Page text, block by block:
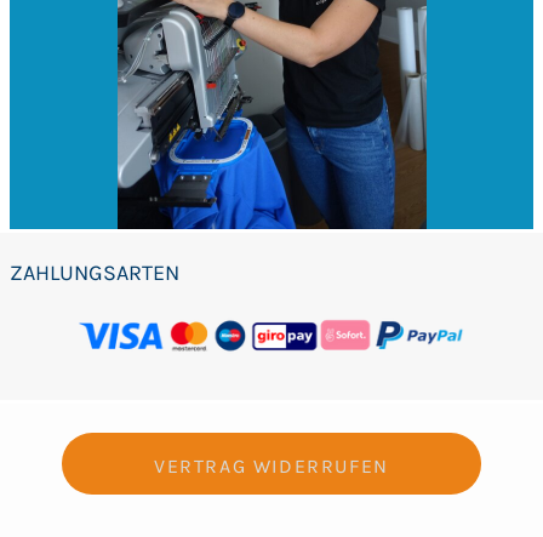
ZAHLUNGSARTEN
VERTRAG WIDERRUFEN